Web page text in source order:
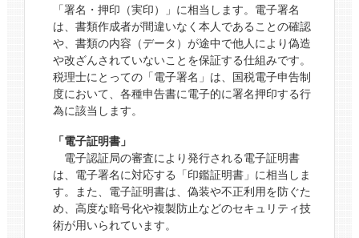
「署名・押印（実印）」に相当します。電子署名
は、書類作成者が間違いなく本人であることの確認
や、書類の内容（データ）が途中で他人により偽造
や改ざんされていないことを保証する仕組みです。
税理士にとっての「電子署名」は、国税電子申告制
度において、各種申告書に電子的に署名押印する行
為に該当します。
「電子証明書」
電子認証局の審査により発行される電子証明書
は、電子署名に対応する「印鑑証明書」に相当しま
す。また、電子証明書は、偽装や不正利用を防ぐた
め、高度な暗号化や複製防止などのセキュリティ技
術が用いられています。